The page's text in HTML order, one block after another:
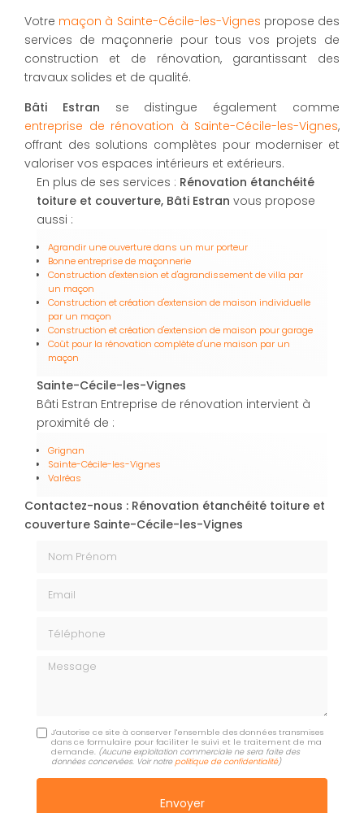
Votre maçon à Sainte-Cécile-les-Vignes propose des
services de maçonnerie pour tous vos projets de
construction et de rénovation, garantissant des
travaux solides et de qualité.
Bâti Estran se distingue également comme
entreprise de rénovation à Sainte-Cécile-les-Vignes,
offrant des solutions complètes pour moderniser et
valoriser vos espaces intérieurs et extérieurs.
En plus de ses services : Rénovation étanchéité
toiture et couverture, Bâti Estran vous propose
aussi :
Agrandir une ouverture dans un mur porteur
Bonne entreprise de maçonnerie
Construction d'extension et d'agrandissement de villa par
un maçon
Construction et création d'extension de maison individuelle
par un maçon
Construction et création d'extension de maison pour garage
Coût pour la rénovation complète d'une maison par un
maçon
Sainte-Cécile-les-Vignes
Bâti Estran Entreprise de rénovation intervient à
proximité de :
Grignan
Sainte-Cécile-les-Vignes
Valréas
Contactez-nous : Rénovation étanchéité toiture et
couverture Sainte-Cécile-les-Vignes
Nom Prénom
Email
Téléphone
Message
J'autorise ce site à conserver l'ensemble des données transmises
dans ce formulaire pour faciliter le suivi et le traitement de ma
demande. (Aucune exploitation commerciale ne sera faite des
données concervées. Voir notrepolitique de confidentialité)